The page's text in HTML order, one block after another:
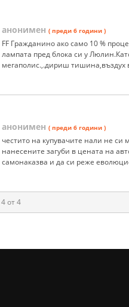
анонимен ( преди 6 години )
FF Гражданино ако само 10 %
лампата пред блока си у
мегаполис.,.дириш тишина,въздух
анонимен ( преди 6 години )
честито на купувачите нали не
нанесените загуби в цената на
самонаказва и да си реже
от 4